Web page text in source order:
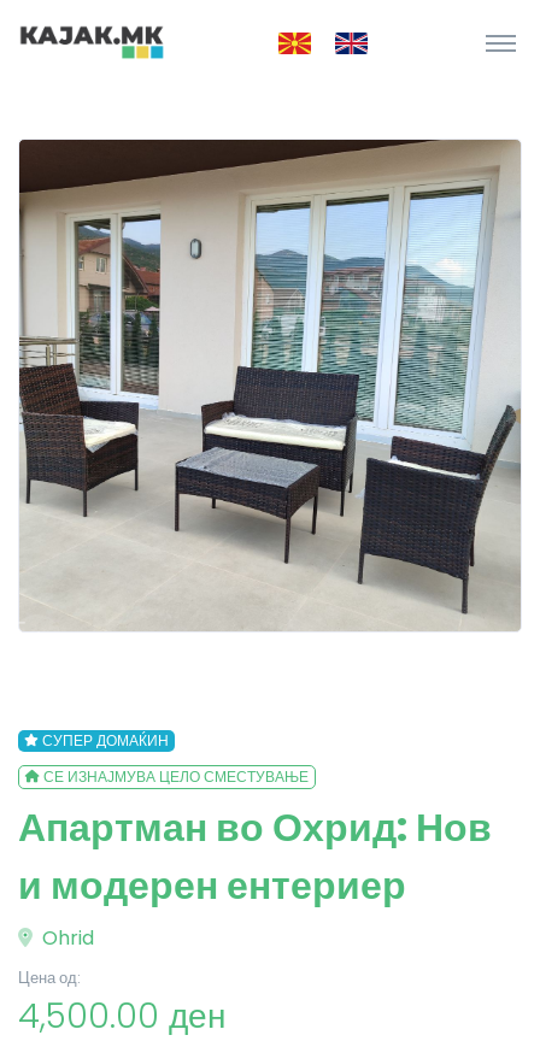
СУПЕР ДОМАЌИН
СЕ ИЗНАЈМУВА ЦЕЛО СМЕСТУВАЊЕ
Апартман во Охрид: Нов
и модерен ентериер
Ohrid
Цена од:
4,500.00 ден